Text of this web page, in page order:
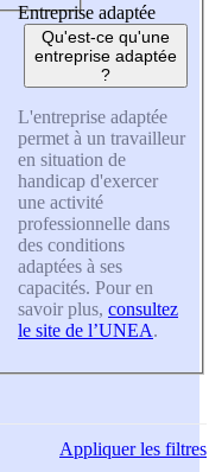
Entreprise adaptée
Qu'est-ce qu'une
entreprise adaptée
?
L'entreprise adaptée
permet à un travailleur
en situation de
handicap d'exercer
une activité
professionnelle dans
des conditions
adaptées à ses
capacités. Pour en
savoir plus, consultez
le site de l’UNEA.
Appliquerles filtres